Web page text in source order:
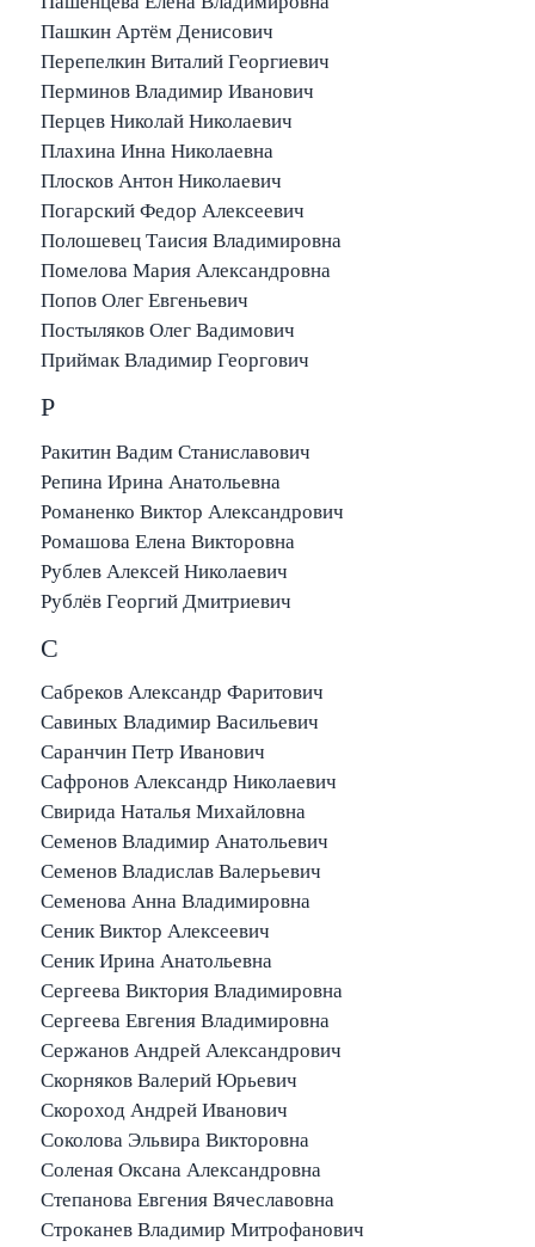
Пашкин Артём Денисович
Перепелкин Виталий Георгиевич
Перминов Владимир Иванович
Перцев Николай Николаевич
Плахина Инна Николаевна
Плосков Антон Николаевич
Погарский Федор Алексеевич
Полошевец Таисия Владимировна
Помелова Мария Александровна
Попов Олег Евгеньевич
Постыляков Олег Вадимович
Приймак Владимир Георгович
Р
Ракитин Вадим Станиславович
Репина Ирина Анатольевна
Романенко Виктор Александрович
Ромашова Елена Викторовна
Рублев Алексей Николаевич
Рублёв Георгий Дмитриевич
С
Сабреков Александр Фаритович
Савиных Владимир Васильевич
Саранчин Петр Иванович
Сафронов Александр Николаевич
Свирида Наталья Михайловна
Семенов Владимир Анатольевич
Семенов Владислав Валерьевич
Семенова Анна Владимировна
Сеник Виктор Алексеевич
Сеник Ирина Анатольевна
Сергеева Виктория Владимировна
Сергеева Евгения Владимировна
Сержанов Андрей Александрович
Скорняков Валерий Юрьевич
Скороход Андрей Иванович
Соколова Эльвира Викторовна
Соленая Оксана Александровна
Степанова Евгения Вячеславовна
Строканев Владимир Митрофанович